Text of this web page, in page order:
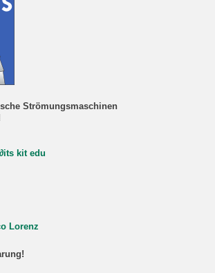
Strömungsmaschinen
its kit edu
Lorenz